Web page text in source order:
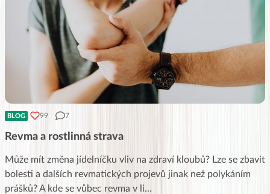
BLOG 99 7
Revma a rostlinná strava
Může mít změna jídelníčku vliv na zdraví kloubů? Lze se zbavit
bolesti a dalších revmatických projevů jinak než polykáním
prášků? A kde se vůbec revma v li...